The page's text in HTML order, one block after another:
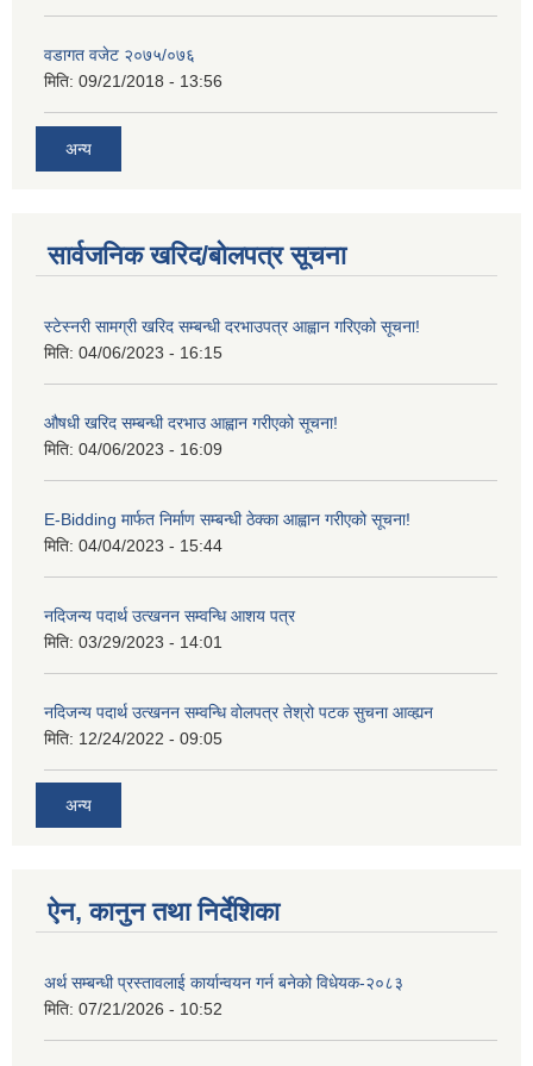
वडागत वजेट २०७५/०७६
मिति: 09/21/2018 - 13:56
अन्य
सार्वजनिक खरिद/बोलपत्र सूचना
स्टेस्नरी सामग्री खरिद सम्बन्धी दरभाउपत्र आह्वान गरिएको सूचना!
मिति: 04/06/2023 - 16:15
औषधी खरिद सम्बन्धी दरभाउ आह्वान गरीएको सूचना!
मिति: 04/06/2023 - 16:09
E-Bidding मार्फत निर्माण सम्बन्धी ठेक्का आह्वान गरीएको सूचना!
मिति: 04/04/2023 - 15:44
नदिजन्य पदार्थ उत्खनन सम्वन्धि आशय पत्र
मिति: 03/29/2023 - 14:01
नदिजन्य पदार्थ उत्खनन सम्वन्धि वोलपत्र तेश्रो पटक सुचना आव्ह्यन
मिति: 12/24/2022 - 09:05
अन्य
ऐन, कानुन तथा निर्देशिका
अर्थ सम्बन्धी प्रस्तावलाई कार्यान्वयन गर्न बनेको विधेयक-२०८३
मिति: 07/21/2026 - 10:52